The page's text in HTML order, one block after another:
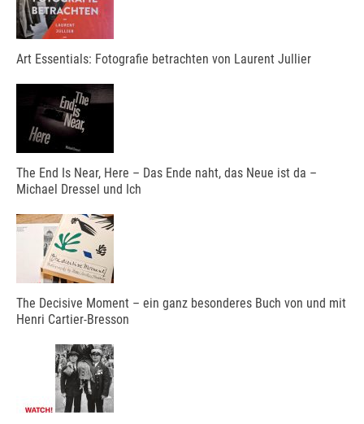
Art Essentials: Fotografie betrachten von Laurent Jullier
The End Is Near, Here – Das Ende naht, das Neue ist da –
Michael Dressel und Ich
The Decisive Moment – ein ganz besonderes Buch von und mit
Henri Cartier-Bresson